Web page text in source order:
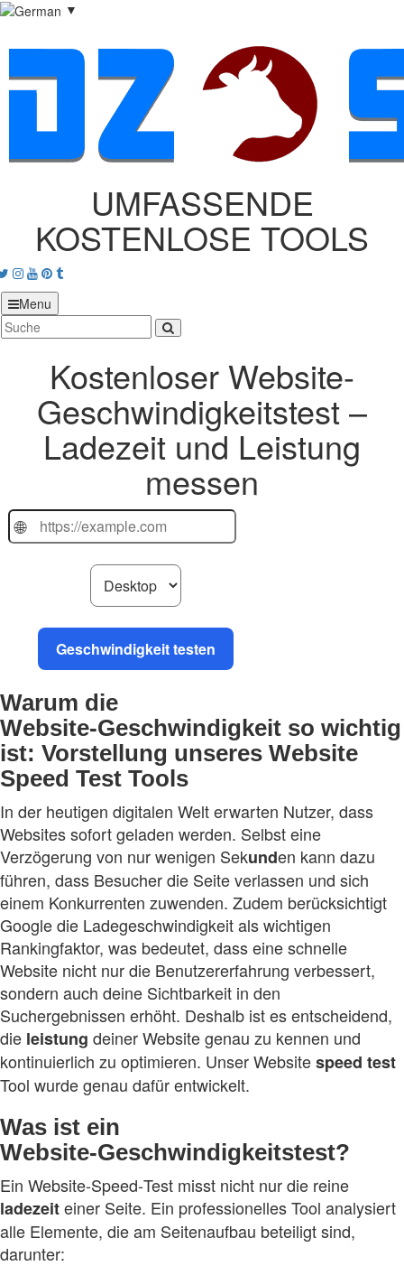
▼
UMFASSENDE
KOSTENLOSE TOOLS
Twitter
Instagram
Youtube
Pinterest
tumblr
Menu
Kostenloser Website-
Geschwindigkeitstest –
Ladezeit und Leistung
messen
🌐
Geschwindigkeit testen
Warum die
Website‑Geschwindigkeit so wichtig
ist: Vorstellung unseres Website
Speed Test Tools
In der heutigen digitalen Welt erwarten Nutzer, dass
Websites sofort geladen werden. Selbst eine
Verzögerung von nur wenigen Sekunden kann dazu
führen, dass Besucher die Seite verlassen und sich
einem Konkurrenten zuwenden. Zudem berücksichtigt
Google die Ladegeschwindigkeit als wichtigen
Rankingfaktor, was bedeutet, dass eine schnelle
Website nicht nur die Benutzererfahrung verbessert,
sondern auch deine Sichtbarkeit in den
Suchergebnissen erhöht. Deshalb ist es entscheidend,
die leistung deiner Website genau zu kennen und
kontinuierlich zu optimieren. Unser Websitespeed test
Tool wurde genau dafür entwickelt.
Was ist ein
Website‑Geschwindigkeitstest?
Ein Website‑Speed‑Test misst nicht nur die reine
ladezeiteiner Seite. Ein professionelles Tool analysiert
alle Elemente, die am Seitenaufbau beteiligt sind,
darunter: